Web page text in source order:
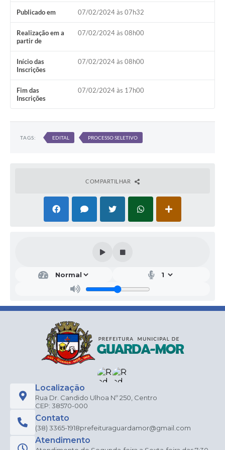
Publicado em 07/02/2024 às 07h32
Realização em a
partir de
07/02/2024 às 08h00
Início das
Inscrições
07/02/2024 às 08h00
Fim das
Inscrições
07/02/2024 às 17h00
TAGS: EDITAL PROCESSO SELETIVO
COMPARTILHAR
Localização
Rua Dr. Candido Ulhoa Nº 250, Centro
CEP: 38570-000
Contato
(38) 3365-1918prefeituraguardamor@gmail.com
Atendimento